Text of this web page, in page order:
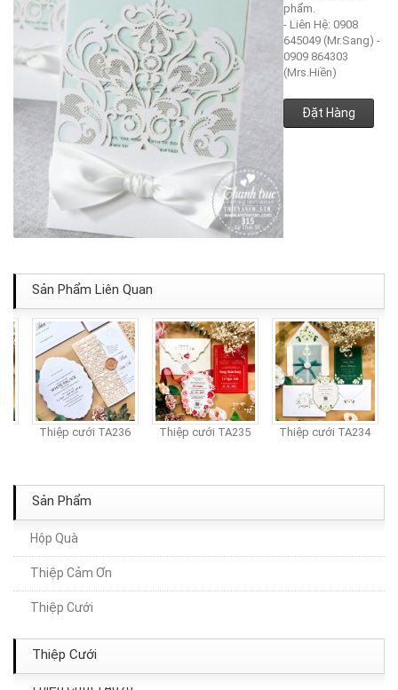
phẩm.
- Liên Hệ: 0908
645049 (Mr.Sang) -
0909 864303
(Mrs.Hiền)
Đặt Hàng
Sản Phẩm Liên Quan
Thiệp cưới TA236 Thiệp cưới TA235 Thiệp cưới TA234
Sản Phẩm
Hộp Quà
Thiệp Cảm Ơn
Thiệp Cưới
Thiệp Cưới
Thiệp Cưới TA201A